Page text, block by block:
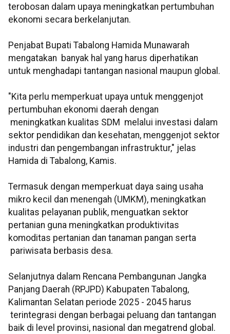
terobosan dalam upaya meningkatkan pertumbuhan
ekonomi secara berkelanjutan.
Penjabat Bupati Tabalong Hamida Munawarah
mengatakan banyak hal yang harus diperhatikan
untuk menghadapi tantangan nasional maupun global.
"Kita perlu memperkuat upaya untuk menggenjot
pertumbuhan ekonomi daerah dengan
meningkatkan kualitas SDM melalui investasi dalam
sektor pendidikan dan kesehatan, menggenjot sektor
industri dan pengembangan infrastruktur," jelas
Hamida di Tabalong, Kamis.
Termasuk dengan memperkuat daya saing usaha
mikro kecil dan menengah (UMKM), meningkatkan
kualitas pelayanan publik, menguatkan sektor
pertanian guna meningkatkan produktivitas
komoditas pertanian dan tanaman pangan serta
pariwisata berbasis desa.
Selanjutnya dalam Rencana Pembangunan Jangka
Panjang Daerah (RPJPD) Kabupaten Tabalong,
Kalimantan Selatan periode 2025 - 2045 harus
terintegrasi dengan berbagai peluang dan tantangan
baik di level provinsi, nasional dan megatrend global.